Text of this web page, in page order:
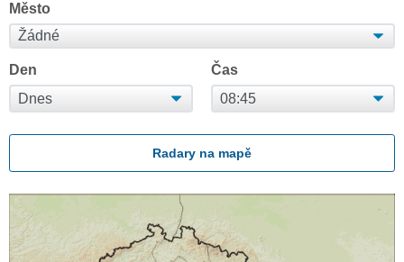
Město
Den Čas
Radary na mapě